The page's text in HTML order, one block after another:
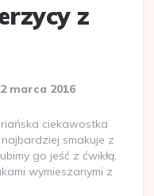
z
marca 2016
ciekawostka
smakuje z
go jeść z ćwikłą,
wymieszanymi z